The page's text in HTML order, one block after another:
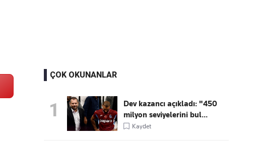
ÇOK OKUNANLAR
1
Dev kazancı açıkladı: "450
milyon seviyelerini bul...
Kaydet